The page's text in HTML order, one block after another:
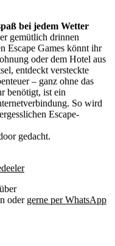
bei jedem Wetter
gemütlich drinnen
Escape Games könnt ihr
oder dem Hotel aus
entdeckt versteckte
– ganz ohne das
benötigt, ist ein
So wird
Escape-
gedacht.
oder gerne per WhatsApp